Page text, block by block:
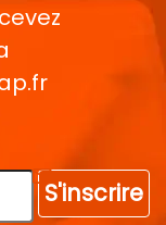
S'inscrire